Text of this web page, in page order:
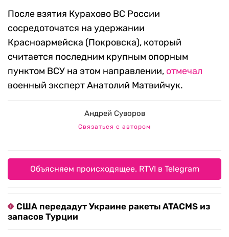
После взятия Курахово ВС России
сосредоточатся на удержании
Красноармейска (Покровска), который
считается последним крупным опорным
пунктом ВСУ на этом направлении, отмечал
военный эксперт Анатолий Матвийчук.
Андрей Суворов
Связаться с автором
Объясняем происходящее. RTVI в Telegram
США передадут Украине ракеты ATACMS из
запасов Турции